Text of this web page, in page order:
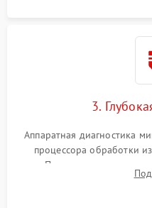
3.
Аппаратная диагностика
процессора обработки
Проверка
интерфейсов связи.